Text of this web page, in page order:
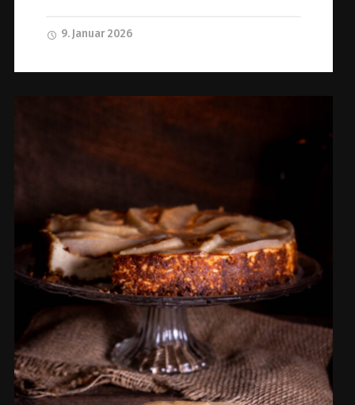
9. Januar 2026